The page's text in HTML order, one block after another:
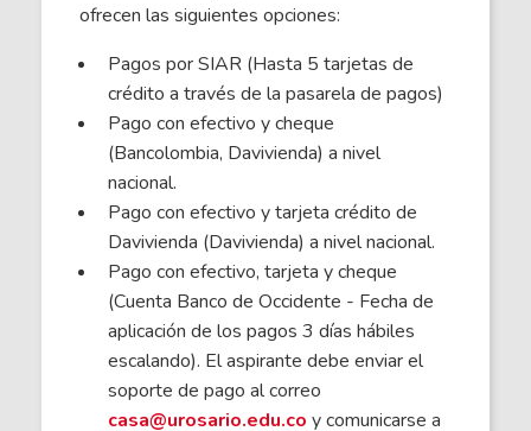
ofrecen las siguientes opciones:
Pagos por SIAR (Hasta 5 tarjetas de
crédito a través de la pasarela de pagos)
Pago con efectivo y cheque
(Bancolombia, Davivienda) a nivel
nacional.
Pago con efectivo y tarjeta crédito de
Davivienda (Davivienda) a nivel nacional.
Pago con efectivo, tarjeta y cheque
(Cuenta Banco de Occidente - Fecha de
aplicación de los pagos 3 días hábiles
escalando). El aspirante debe enviar el
soporte de pago al correo
casa@urosario.edu.co y comunicarse a